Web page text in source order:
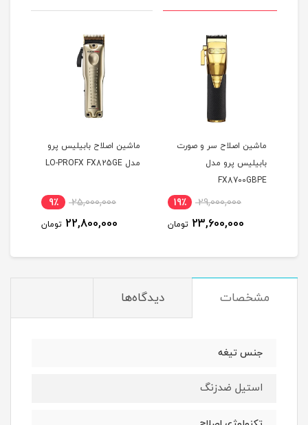
ماشین اصلاح سر و صورت
بابیلیس پرو مدل
FX8700GBPE
29,000,000 19٪
23,600,000 تومان
ماشین اصلاح بابیلیس پرو
مدل LO-PROFX FX825GE
25,000,000 9٪
22,800,000 تومان
مشخصات دیدگاه‌ها
جنس تیغه
استیل ضدزنگ